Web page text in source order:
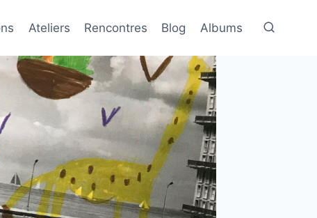
Ateliers Rencontres Blog Albums